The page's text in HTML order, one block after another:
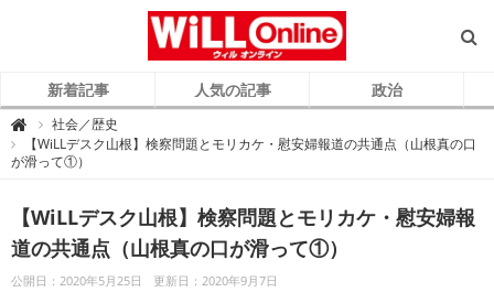
新着記事 人気の記事 政治

L
L
i
n
e
（
ィ
社会／歴史
【WiLLデスク山根】検察問題とモリカケ・慰安婦報道の共通点（山根真の口
が滑って①）
【WiLLデスク山根】検察問題とモリカケ・慰安婦報
道の共通点（山根真の口が滑って①）
公開日：2020年5月25日 更新日：2020年9月7日